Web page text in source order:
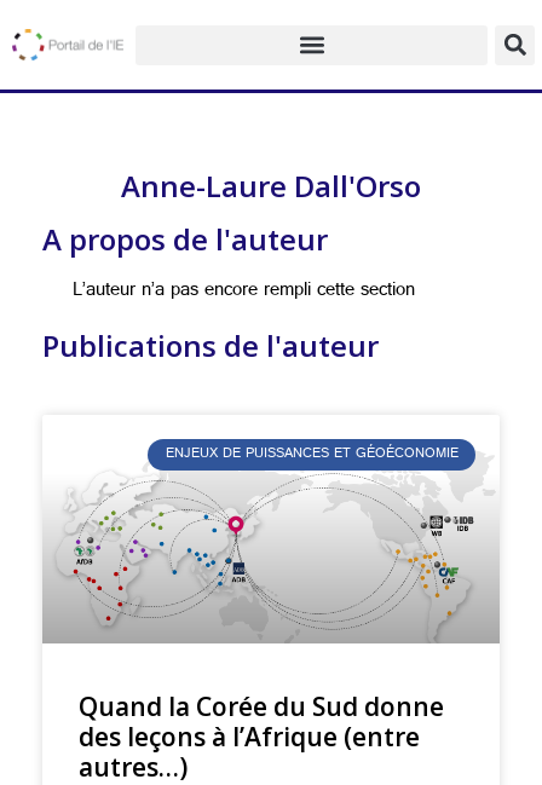
Anne-Laure Dall'Orso
A propos de l'auteur
L’auteur n’a pas encore rempli cette section
Publications de l'auteur
ENJEUX DE PUISSANCES ET GÉOÉCONOMIE
Quand la Corée du Sud donne
des leçons à l’Afrique (entre
autres…)